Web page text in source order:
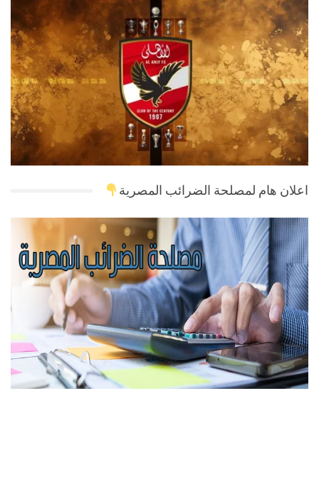
اعلان هام لمصلحة الضرائب المصرية